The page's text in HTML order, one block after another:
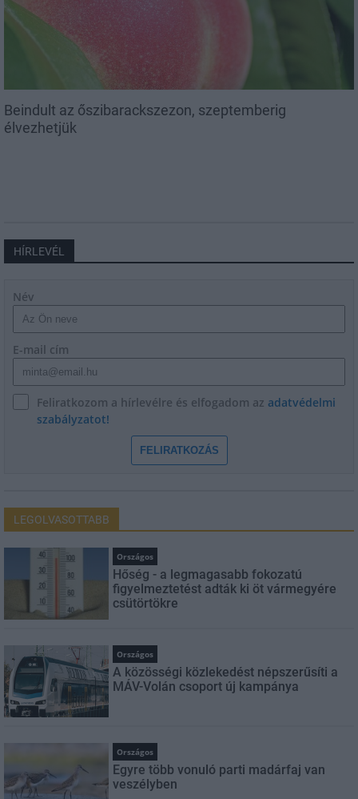
Beindult az őszibarackszezon, szeptemberig
élvezhetjük
HÍRLEVÉL
Név
E-mail cím
Feliratkozom a hírlevélre és elfogadom az adatvédelmi
szabályzatot!
FELIRATKOZÁS
LEGOLVASOTTABB
Országos
Hőség - a legmagasabb fokozatú
figyelmeztetést adták ki öt vármegyére
csütörtökre
Országos
A közösségi közlekedést népszerűsíti a
MÁV-Volán csoport új kampánya
Országos
Egyre több vonuló parti madárfaj van
veszélyben